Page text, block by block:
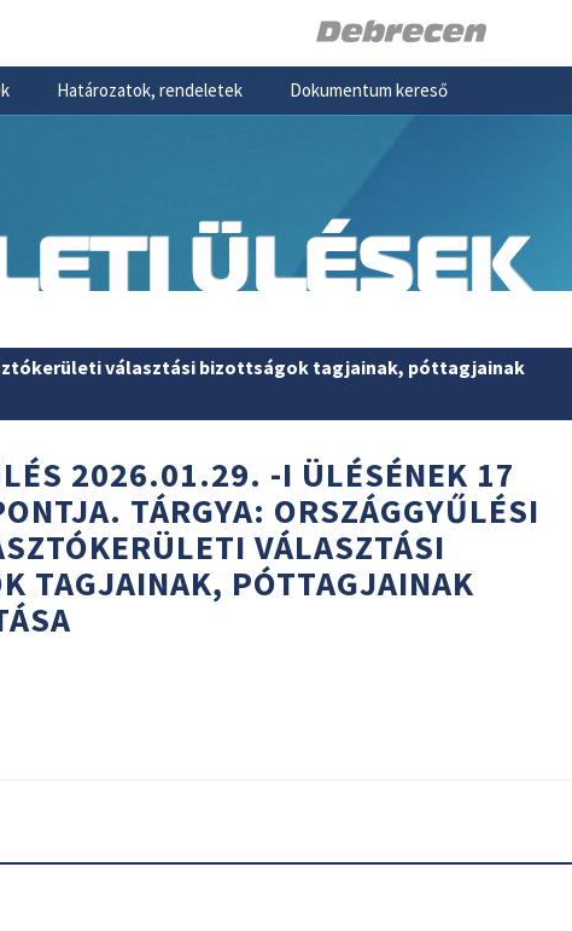
Határozatok, rendeletek Dokumentum kereső
ÜLÉSEK
választási bizottságok tagjainak, póttagjainak
2026.01.29. -I ÜLÉSÉNEK 17
TÁRGYA: ORSZÁGGYŰLÉSI
VÁLASZTÁSI
TAGJAINAK, PÓTTAGJAINAK